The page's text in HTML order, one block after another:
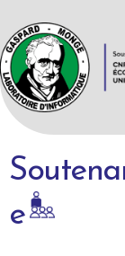
Laboratoire
d'Informatique
Monge
UMR
e